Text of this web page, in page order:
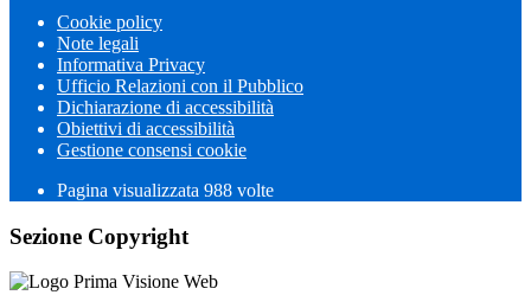
Cookie policy
Note legali
Informativa Privacy
Ufficio Relazioni con il Pubblico
Dichiarazione di accessibilità
Obiettivi di accessibilità
Gestione consensi cookie
Pagina visualizzata 988 volte
Sezione Copyright